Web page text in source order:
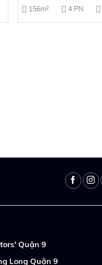
156m²
4 PN
Quận 9
Long Quận 9